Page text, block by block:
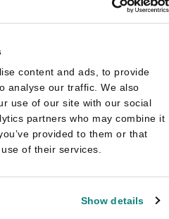
content and ads, to provide
analyse our traffic. We also
use of our site with our social
partners who may combine it
provided to them or that
of their services.
Show details
verhalen en weetjes over
zag de wereld eruit toen
willen het allemaal
nu een leuke dinosaurus
Dinosaurus